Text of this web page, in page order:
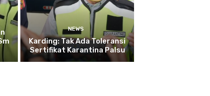
NEWS
Karding: Tak Ada Toleransi
Sertifikat Karantina Palsu